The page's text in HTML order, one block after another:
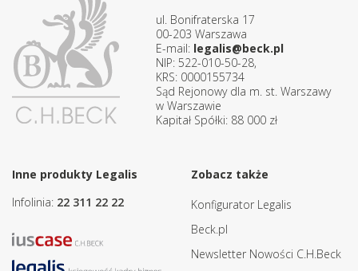
ul. Bonifraterska 17
00-203 Warszawa
E-mail: legalis@beck.pl
NIP: 522-010-50-28,
KRS: 0000155734
Sąd Rejonowy dla m. st. Warszawy
w Warszawie
Kapitał Spółki: 88 000 zł
Inne produkty Legalis
Infolinia: 22 311 22 22
Zobacz także
Konfigurator Legalis
Beck.pl
Newsletter Nowości C.H.Beck